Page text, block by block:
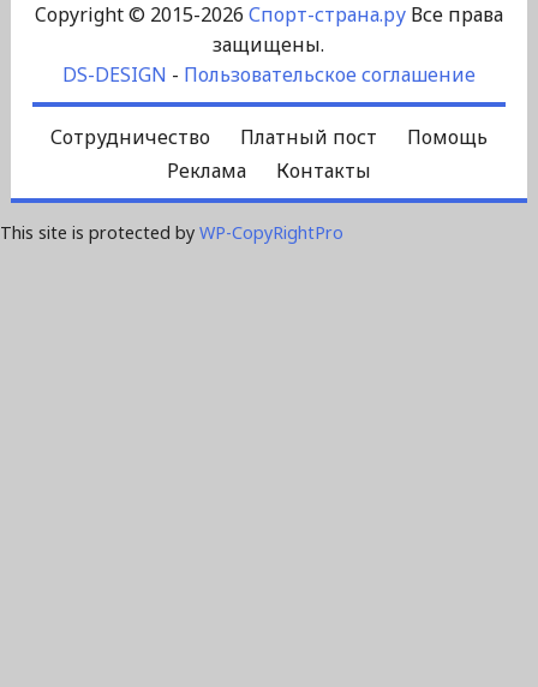
Copyright © 2015-2026 Спорт-страна.руВсе права
защищены.
DS-DESIGN - Пользовательское соглашение
Сотрудничество Платный пост
Помощь
Реклама
Контакты
This site is protected by WP-CopyRightPro